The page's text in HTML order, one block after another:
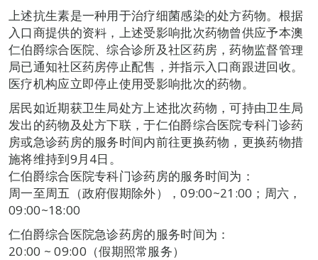
上述抗生素是一种用于治疗细菌感染的处方药物。根据
入口商提供的资料，上述受影响批次药物曾供应予本澳
仁伯爵综合医院、综合诊所及社区药房，药物监督管理
局已通知社区药房停止配售，并指示入口商跟进回收。
医疗机构应立即停止使用受影响批次的药物。
居民如近期获卫生局处方上述批次药物，可持由卫生局
发出的药物及处方下联，于仁伯爵综合医院专科门诊药
房或急诊药房的服务时间内前往更换药物，更换药物措
施将维持到9月4日。
仁伯爵综合医院专科门诊药房的服务时间为：
周一至周五（政府假期除外），09:00~21:00；周六，
09:00~18:00
仁伯爵综合医院急诊药房的服务时间为：
20:00 ~ 09:00（假期照常服务）